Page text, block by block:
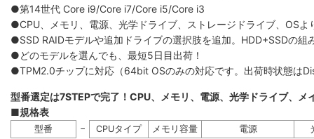
●第14世代 Core i9/Core i7/Core i5/Core i3
●CPU、メモリ、電源、光学ドライブ、ストレージドライブ、OS
●SSD RAIDモデルや追加ドライブの選択肢を追加。HDD+SSDの
●どのモデルを選んでも、最短5日目出荷！
●TPM2.0チップに対応（64bit OSのみの対応です。出荷時状態は
型番選定は7STEPで完了！CPU、メモリ、電源、光学ドライブ、
■規格表
型番 − CPUタイプ メモリ容量 電源